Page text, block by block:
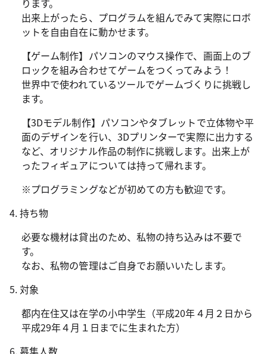
ります。
出来上がったら、プログラムを組んでみて実際にロボ
ットを自由自在に動かせます。
【ゲーム制作】パソコンのマウス操作で、画面上のブ
ロックを組み合わせてゲームをつくってみよう！
世界中で使われているツールでゲームづくりに挑戦し
ます。
【3Dモデル制作】パソコンやタブレットで立体物や平
面のデザインを行い、3Dプリンターで実際に出力する
など、オリジナル作品の制作に挑戦します。出来上が
ったフィギュアについては持って帰れます。
※プログラミングなどが初めての方も歓迎です。
4. 持ち物
必要な機材は貸出のため、私物の持ち込みは不要で
す。
なお、私物の管理はご自身でお願いいたします。
5. 対象
都内在住又は在学の小中学生（平成20年４月２日から
平成29年４月１日までに生まれた方）
6. 募集人数